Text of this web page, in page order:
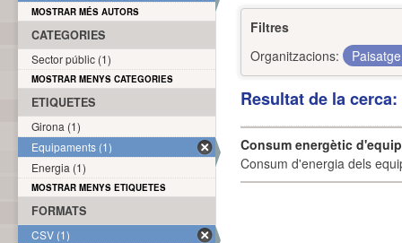
Filtres
Organitzacions:
Resultat de la
Consum energètic
Consum d'energia dels
MOSTRAR MÉS AUTORS
CATEGORIES
Sector públic (1)
MOSTRAR MENYS CATEGORIES
ETIQUETES
Girona (1)
Equipaments (1)
Energia (1)
MOSTRAR MENYS ETIQUETES
FORMATS
CSV (1)